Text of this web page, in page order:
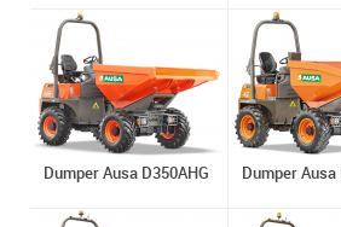
Dumper Ausa D350AHG Dumper Ausa